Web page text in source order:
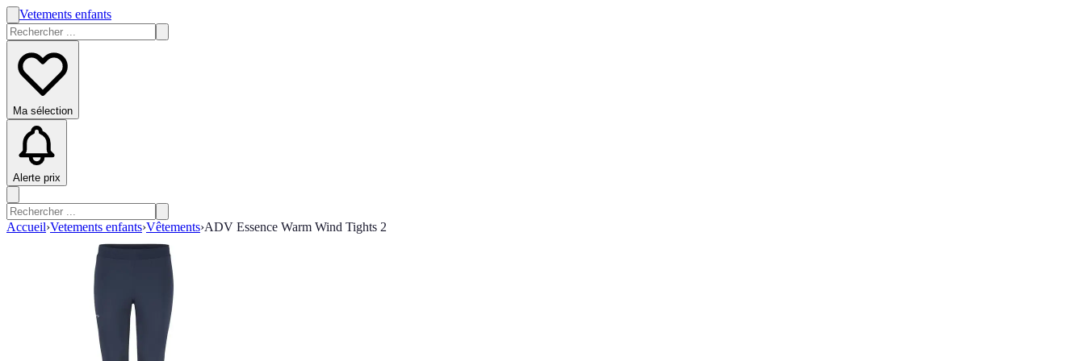
Vetements enfants
Ma sélection
Alerte prix
Accueil›Vetements enfants›Vêtements›ADV Essence Warm Wind Tights 2